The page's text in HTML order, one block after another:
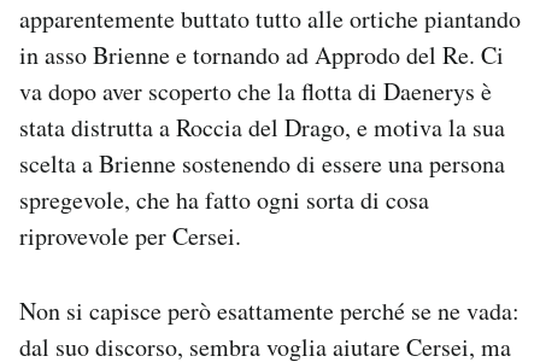
apparentemente buttato tutto alle ortiche piantando
in asso Brienne e tornando ad Approdo del Re. Ci
va dopo aver scoperto che la flotta di Daenerys è
stata distrutta a Roccia del Drago, e motiva la sua
scelta a Brienne sostenendo di essere una persona
spregevole, che ha fatto ogni sorta di cosa
riprovevole per Cersei.
Non si capisce però esattamente perché se ne vada:
dal suo discorso, sembra voglia aiutare Cersei, ma